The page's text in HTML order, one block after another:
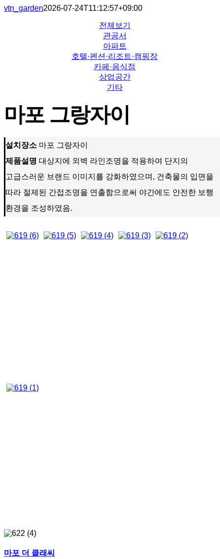
vtn_garden2026-07-24T11:12:57+09:00
전체보기
관공서
아파트
호텔·펜션·리조트·캠핑장
카페·음식점
상업공간
기타
마포 그랑자이
설치장소 마포 그랑자이
제품설명 대상지에 외벽 라인조명을 적용하여 단지의
고급스러운 브랜드 이미지를 강화하였으며, 건축물의 입면을
따라 절제된 간접조명을 연출함으로써 야간에도 안전한 보행
환경을 조성하였음.
마포 더 클래씨